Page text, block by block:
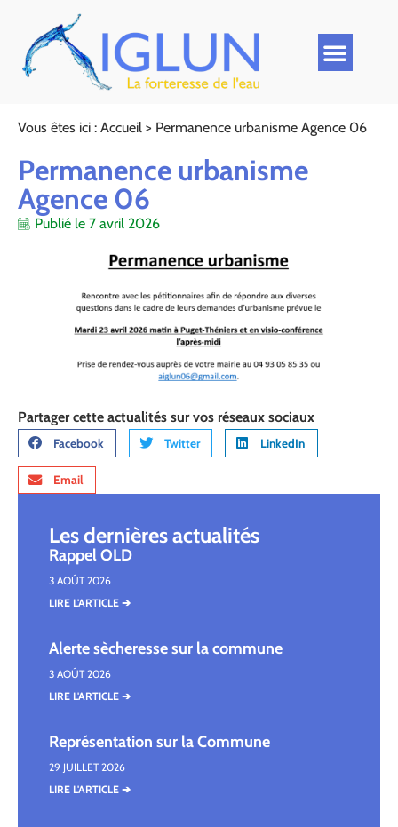
Vous êtes ici : Accueil > Permanence urbanisme Agence 06
Permanence urbanisme
Agence 06
Publié le 7 avril 2026
Partager cette actualités sur vos réseaux sociaux
Facebook Twitter LinkedIn
Email
Les dernières actualités
Rappel OLD
3 AOÛT 2026
LIRE L'ARTICLE ➔
Alerte sècheresse sur la commune
3 AOÛT 2026
LIRE L'ARTICLE ➔
Représentation sur la Commune
29 JUILLET 2026
LIRE L'ARTICLE ➔